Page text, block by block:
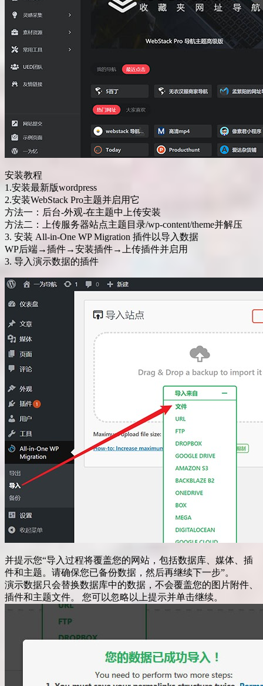
安装教程
1.安装最新版wordpress
2.安装WebStack Pro主题并启用它
方法一：后台-外观-在主题中上传安装
方法二：上传服务器站点主题目录/wp-content/theme并解压
3. 安装 All-in-One WP Migration 插件以导入数据
WP后端→插件→安装插件→上传插件并启用
3. 导入演示数据的插件
并提示您“导入过程将覆盖您的网站，包括数据库、媒体、插
件和主题。请确保您已备份数据，然后再继续下一步”。
演示数据只会替换数据库中的数据，不会覆盖您的图片附件、
插件和主题文件。 您可以忽略以上提示并单击继续。